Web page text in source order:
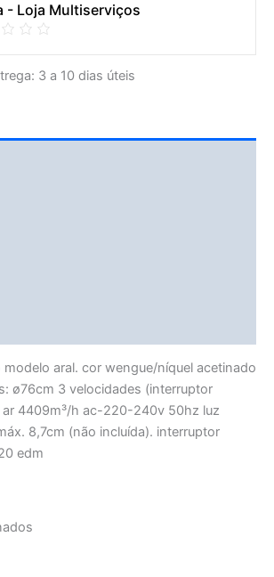
- Loja Multiserviços
3 a 10 dias úteis
aral. cor wengue/níquel acetinado
ø76cm 3 velocidades (interruptor
4409m³/h ac-220-240v 50hz luz
8,7cm (não incluída). interruptor
edm